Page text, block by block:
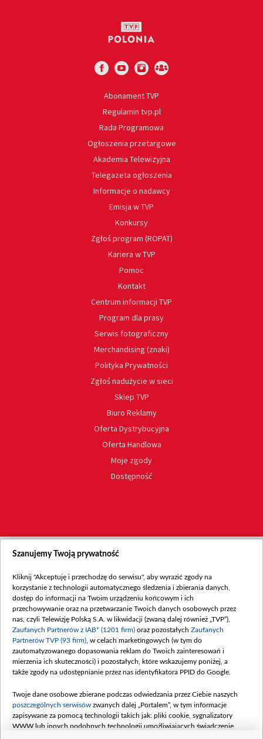
Abonament TVP
Regulamin tvp.pl
Rada Programowa
Ogłoszenia przetargowe
Akademia Telewizyjna
Telegazeta ogłoszenia
Informacje o nadawcy
Emisja w TVP
Konkursy
Zgłoś program (ROPAT)
Kariera w TVP
Pomoc
Kontakt
Centrum informacji TVP
Program dla prasy
Serwis fotograficzny
Merchandising (znaki)
Polityka Prywatności
Zgłoś nadużycie w sieci
Sklep TVP
Biuro Reklamy
Oferta Dystrybucyjna
Oferta Handlowa
Moje zgody
Dostępność
Szanujemy Twoją prywatność
Kliknij "Akceptuję i przechodzę do serwisu", aby wyrazić zgody na
korzystanie z technologii automatycznego śledzenia i zbierania danych,
dostęp do informacji na Twoim urządzeniu końcowym i ich
przechowywanie oraz na przetwarzanie Twoich danych osobowych przez
nas, czyli Telewizję Polską S.A. w likwidacji (zwaną dalej również „TVP”),
Zaufanych Partnerów z IAB* (1201 firm) oraz pozostałych Zaufanych
Partnerów TVP (93 firm) , w celach marketingowych (w tym do
zautomatyzowanego dopasowania reklam do Twoich zainteresowań i
mierzenia ich skuteczności) i pozostałych, które wskazujemy poniżej, a
także zgody na udostępnianie przez nas identyfikatora PPID do Google.
Twoje dane osobowe zbierane podczas odwiedzania przez Ciebie naszych
poszczególnych serwisów zwanych dalej „Portalem”, w tym informacje
zapisywane za pomocą technologii takich jak: pliki cookie, sygnalizatory
WWW lub innych podobnych technologii umożliwiających świadczenie